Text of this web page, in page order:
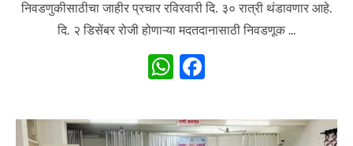
निवडणुकीसाठीचा जाहीर प्रचार रविरवारी दि. ३० रात्री थंडावणार आहे.
दि. २ डिसेंबर रोजी होणाऱ्या मदतदानासाठी निवडणूक …
W
at c